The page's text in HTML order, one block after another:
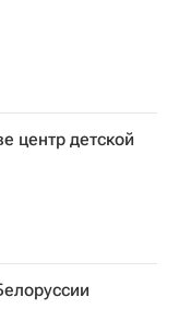
центр детской